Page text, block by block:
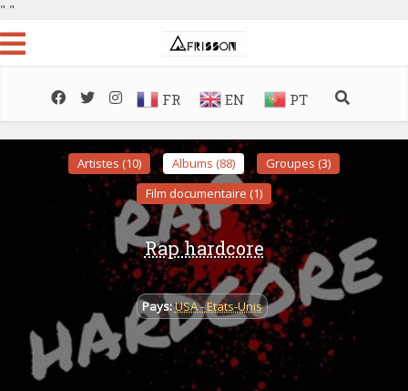
" "
FR EN PT
Artistes (10) Albums (88)
Groupes (3)
Film documentaire (1)
Rap hardcore
Pays:USA - Etats-Unis